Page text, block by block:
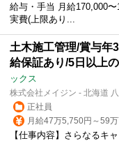
給与・手当 月給170,000
実費(上限あり...
土木施工管理/賞与年
給保証あり/5日以上
ックス
株式会社メイジン - 北海道
正社員
月給47万5,750円～59
【仕事内容】さらなるキ